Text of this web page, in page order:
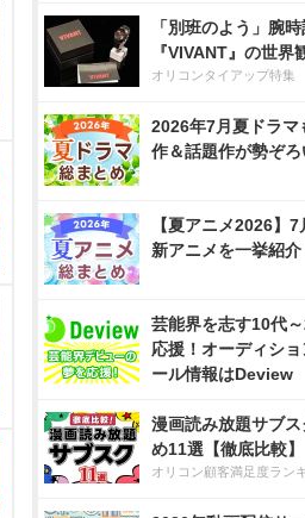
「別班のよう」腕
『VIVANT』の世界
オリコンタイアップ特集
2026年7月夏ドラマ
作＆話題作が勢ぞろ
【夏アニメ2026】
新アニメを一挙紹介
芸能界を志す10代
応援！オーディショ
ール情報はDeview
漫画読み放題サブ
め11選【徹底比較】
オリコン顧客満足度ラン